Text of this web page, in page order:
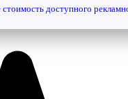
стоимость доступного